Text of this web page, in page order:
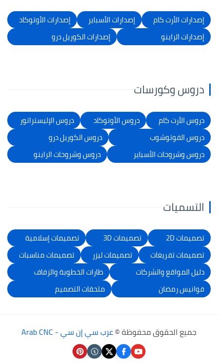
إصدارات الأرت كام إصدارات الأسباير
إصدارات الأوتوكاد
إصدارات الراينو
إصدارات الكوريل درو
دروس وكورسات
دروس الأرت كام دروس الأوتوكاد
دروس الإليستراتور
دروس الفوتوشوب
دروس الكوريل درو
دروس وشروحات الأسباير
دروس وشروحات الراينو
التسميات
تصميمات 2D تصميمات 3D
تصميمات إسلامية
تصميمات تفريغات
تصميمات ليزر
تصميمات مناسبات
دليل المواقع والشركات
طارات الخطوبة والزفاف
فوانيس رمضان
ملحقات التصميم
جميع الحقوق محفوظة ©عرب سي إن سي - Arab CNC